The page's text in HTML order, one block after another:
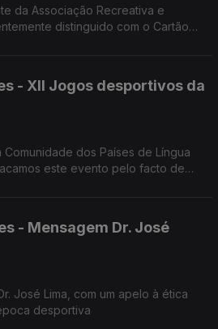
da Associação Recreativa e
distinguido com o Cartão
- XII Jogos desportivos da
dos Países de Língua
este evento pelo facto de
- Mensagem Dr. José
José Lima, com um apelo à ética
desportiva